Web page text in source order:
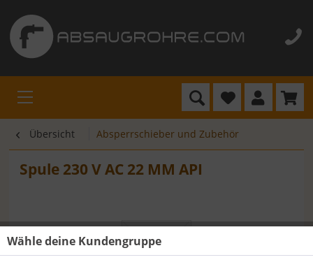
Übersicht Absperrschieber und Zubehör
Spule 230 V AC 22 MM API
Wähle deine Kundengruppe